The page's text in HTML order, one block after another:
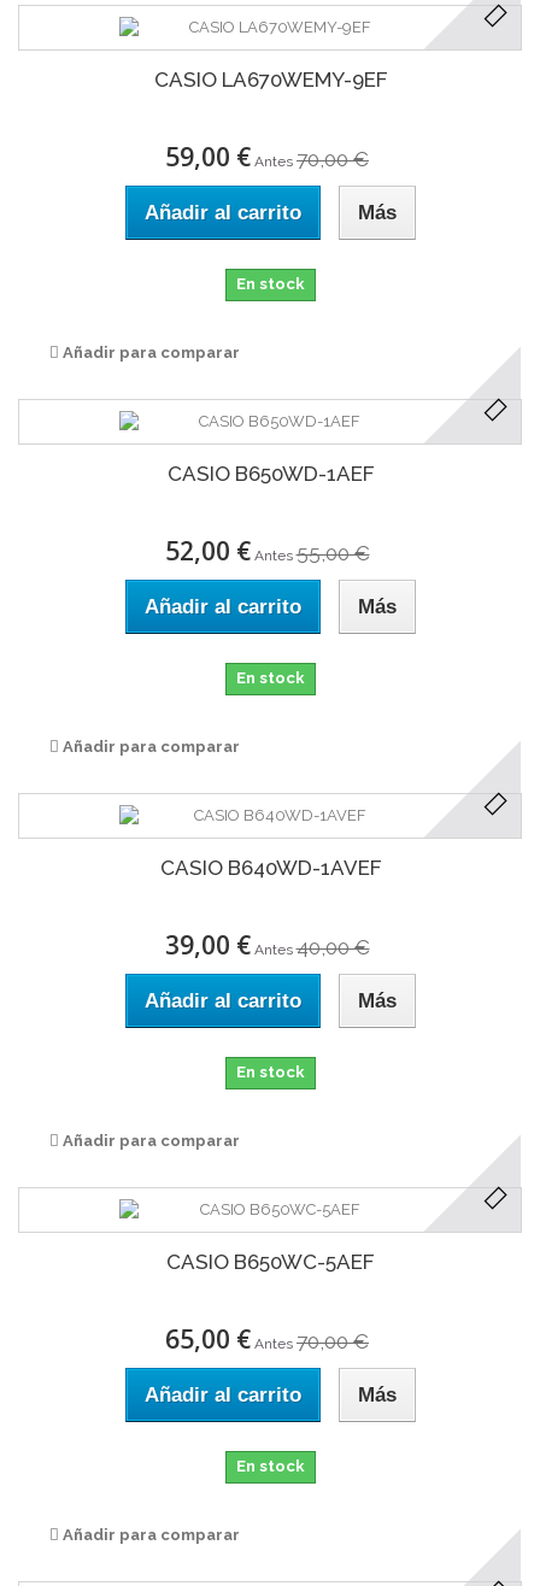
CASIO LA670WEMY-9EF
59,00 € Antes 70,00 €
Añadir al carrito Más
En stock
Añadir para comparar
CASIO B650WD-1AEF
52,00 € Antes 55,00 €
Añadir al carrito Más
En stock
Añadir para comparar
CASIO B640WD-1AVEF
39,00 € Antes 40,00 €
Añadir al carrito Más
En stock
Añadir para comparar
CASIO B650WC-5AEF
65,00 € Antes 70,00 €
Añadir al carrito Más
En stock
Añadir para comparar